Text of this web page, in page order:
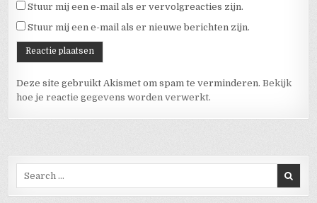
Stuur mij een e-mail als er vervolgreacties zijn.
Stuur mij een e-mail als er nieuwe berichten zijn.
Deze site gebruikt Akismet om spam te verminderen.Bekijk
hoe je reactie gegevens worden verwerkt.
Search for: